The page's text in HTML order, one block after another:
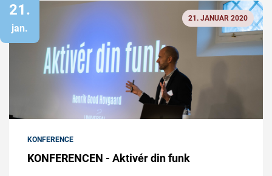
21.
jan.
21. JANUAR 2020
KONFERENCE
KONFERENCEN - Aktivér din funk